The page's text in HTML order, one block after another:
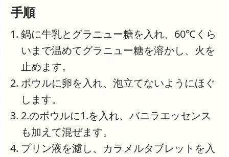
手順
鍋に牛乳とグラニュー糖を入れ、60℃くら
いまで温めてグラニュー糖を溶かし、火を
止めます。
ボウルに卵を入れ、泡立てないようにほぐ
します。
2.のボウルに1.を入れ、バニラエッセンス
も加えて混ぜます。
プリン液を濾し、カラメルタブレットを入